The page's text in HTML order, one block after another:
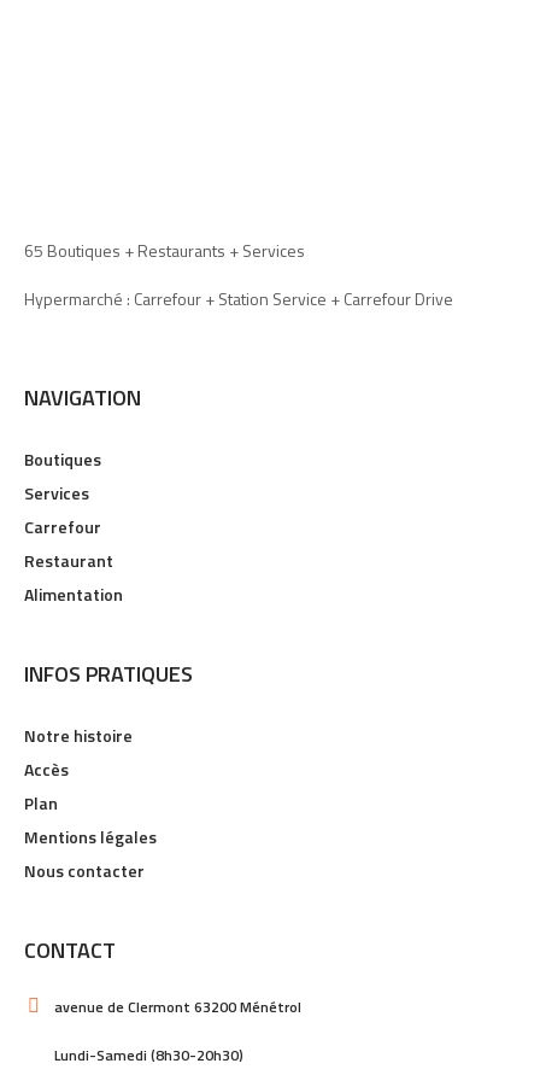
65 Boutiques + Restaurants + Services
Hypermarché : Carrefour + Station Service + Carrefour Drive
NAVIGATION
Boutiques
Services
Carrefour
Restaurant
Alimentation
INFOS PRATIQUES
Notre histoire
Accès
Plan
Mentions légales
Nous contacter
CONTACT
avenue de Clermont 63200 Ménétrol
Lundi-Samedi (8h30-20h30)